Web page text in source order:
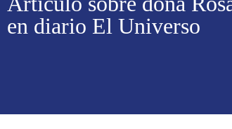
en diario El Universo